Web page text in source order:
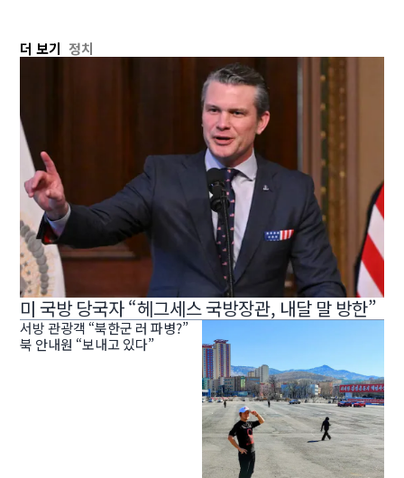
더 보기 정치
미 국방 당국자 “헤그세스 국방장관, 내달 말 방한”
서방 관광객 “북한군 러 파병?”
북 안내원 “보내고 있다”